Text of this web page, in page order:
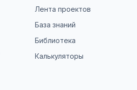
Лента проектов
База знаний
Библиотека
Калькуляторы